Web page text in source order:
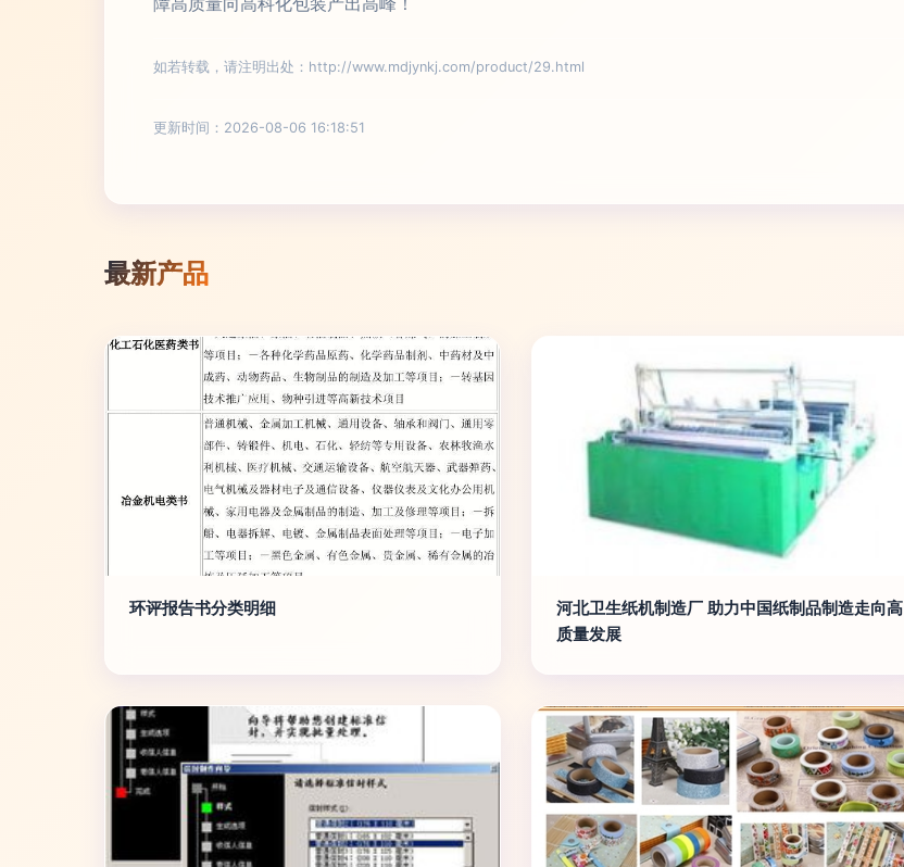
如若转载，请注明出处：http://www.mdjynkj.com/product/29.html
更新时间：2026-08-06 16:18:51
最新产品
环评报告书分类明细
河北卫生纸机制造厂 助力中国纸制品制造走向高
质量发展